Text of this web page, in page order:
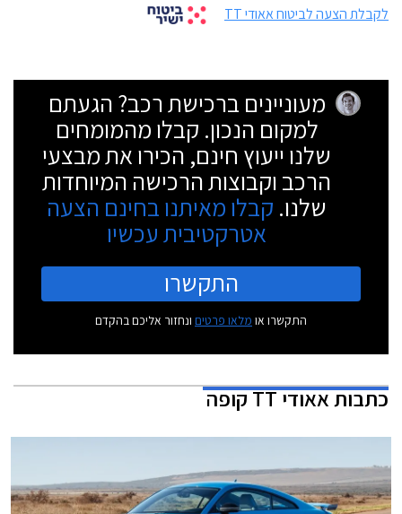
לקבלת הצעה לביטוח אאודי TT
מעוניינים ברכישת רכב? הגעתם
למקום הנכון. קבלו מהמומחים
שלנו ייעוץ חינם, הכירו את מבצעי
הרכב וקבוצות הרכישה המיוחדות
שלנו. קבלו מאיתנו בחינם הצעה
אטרקטיבית עכשיו
התקשרו
התקשרו או מלאו פרטים ונחזור אליכם בהקדם
כתבותאאודי TT קופה